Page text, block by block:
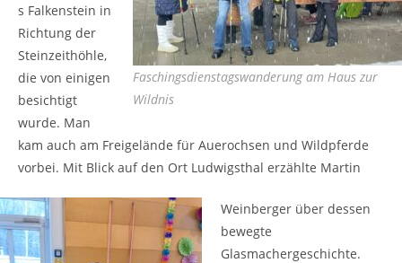
Faschingsdienstagswanderung am Haus zur
Wildnis
s Falkenstein in
Richtung der
Steinzeithöhle,
die von einigen
besichtigt
wurde. Man
kam auch am Freigelände für Auerochsen und Wildpferde
vorbei. Mit Blick auf den Ort Ludwigsthal erzählte Martin
Weinberger über dessen
bewegte
Glasmachergeschichte.